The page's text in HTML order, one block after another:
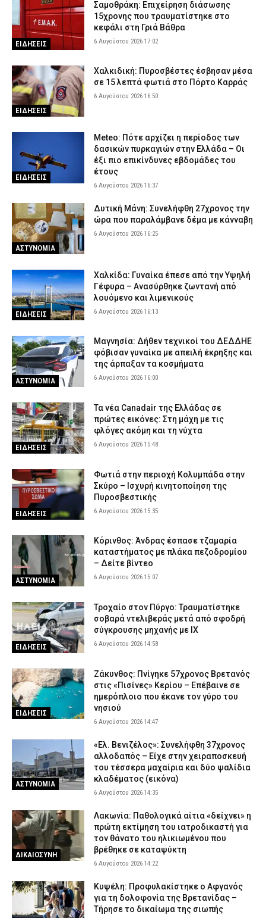
ΕΙΔΗΣΕΙΣ 6 Αυγούστου 2026 10:43
Ποιοι φορείς χρειάζονται ενημέρωση μετά την έκδοση της
νέας ταυτότητας – Αναλυτικός οδηγός
Θεσσαλονίκη: 22χρονος οδηγούσε ενώ του είχε αφαιρεθεί το
δίπλωμα και ενεπλάκη σε τροχαίο
ΑΣΤΥΝΟΜΙΑ 6 Αυγούστου 2026 10:17
ξυλοκόπησαν και λήστεψαν γυναίκα – Συνελήφθησαν από την
ΕΛ.ΑΣ.
ΑΣΤΥΝΟΜΙΑ 6 Αυγούστου 2026 10:03
ΕΙΔΗΣΕΙΣ
Σαμοθράκη: Επιχείρηση διάσωσης
15χρονης που τραυματίστηκε στο
κεφάλι στη Γριά Βάθρα
6 Αυγούστου 2026 17:02
ΕΙΔΗΣΕΙΣ
Χαλκιδική: Πυροσβέστες έσβησαν μέσα
σε 15 λεπτά φωτιά στο Πόρτο Καρράς
6 Αυγούστου 2026 16:50
ΕΙΔΗΣΕΙΣ
Meteo: Πότε αρχίζει η περίοδος των
δασικών πυρκαγιών στην Ελλάδα – Οι
έξι πιο επικίνδυνες εβδομάδες του
έτους
6 Αυγούστου 2026 16:37
ΑΣΤΥΝΟΜΙΑ
Δυτική Μάνη: Συνελήφθη 27χρονος την
ώρα που παραλάμβανε δέμα με κάνναβη
6 Αυγούστου 2026 16:25
ΕΙΔΗΣΕΙΣ
Χαλκίδα: Γυναίκα έπεσε από την Υψηλή
Γέφυρα – Ανασύρθηκε ζωντανή από
λουόμενο και λιμενικούς
6 Αυγούστου 2026 16:13
ΑΣΤΥΝΟΜΙΑ
Μαγνησία: Δήθεν τεχνικοί του ΔΕΔΔΗΕ
φόβισαν γυναίκα με απειλή έκρηξης και
της άρπαξαν τα κοσμήματα
6 Αυγούστου 2026 16:00
ΕΙΔΗΣΕΙΣ
Τα νέα Canadair της Ελλάδας σε
πρώτες εικόνες: Στη μάχη με τις
φλόγες ακόμη και τη νύχτα
6 Αυγούστου 2026 15:48
ΕΙΔΗΣΕΙΣ
Φωτιά στην περιοχή Κολυμπάδα στην
Σκύρο – Ισχυρή κινητοποίηση της
Πυροσβεστικής
6 Αυγούστου 2026 15:35
ΑΣΤΥΝΟΜΙΑ
Κόρινθος: Άνδρας έσπασε τζαμαρία
καταστήματος με πλάκα πεζοδρομίου
– Δείτε βίντεο
6 Αυγούστου 2026 15:07
ΕΙΔΗΣΕΙΣ
Τροχαίο στον Πύργο: Τραυματίστηκε
σοβαρά ντελιβεράς μετά από σφοδρή
σύγκρουσης μηχανής με ΙΧ
6 Αυγούστου 2026 14:58
ΕΙΔΗΣΕΙΣ
Ζάκυνθος: Πνίγηκε 57χρονος Βρετανός
στις «Πισίνες» Κερίου – Επέβαινε σε
ημερόπλοιο που έκανε τον γύρο του
νησιού
6 Αυγούστου 2026 14:47
ΑΣΤΥΝΟΜΙΑ
«Ελ. Βενιζέλος»: Συνελήφθη 37χρονος
αλλοδαπός – Είχε στην χειραποσκευή
του τέσσερα μαχαίρια και δύο ψαλίδια
κλαδέματος (εικόνα)
6 Αυγούστου 2026 14:35
ΔΙΚΑΙΟΣΥΝΗ
Λακωνία: Παθολογικά αίτια «δείχνει» η
πρώτη εκτίμηση του ιατροδικαστή για
τον θάνατο του ηλικιωμένου που
βρέθηκε σε καταψύκτη
6 Αυγούστου 2026 14:22
Κυψέλη: Προφυλακίστηκε ο Αφγανός
για τη δολοφονία της Βρετανίδας –
Τήρησε το δικαίωμα της σιωπής